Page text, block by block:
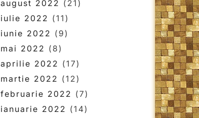
august 2022 (21)
iulie 2022 (11)
iunie 2022 (9)
mai 2022 (8)
aprilie 2022 (17)
martie 2022 (12)
februarie 2022 (7)
ianuarie 2022 (14)